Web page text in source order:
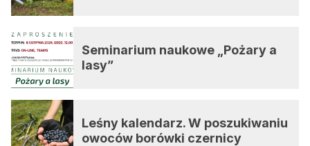
Seminarium naukowe „Pożary a
lasy”
Leśny kalendarz. W poszukiwaniu
owoców borówki czernicy